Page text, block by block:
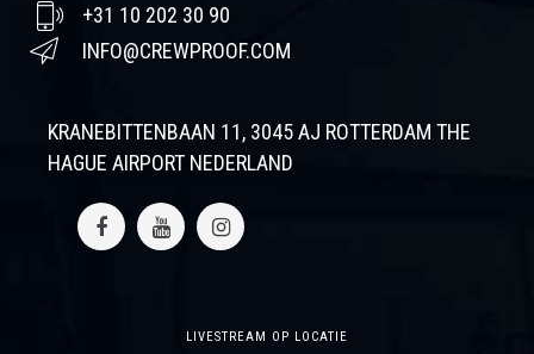
+31 10 202 30 90
INFO@CREWPROOF.COM
KRANEBITTENBAAN 11, 3045 AJ ROTTERDAM THE
HAGUE AIRPORT NEDERLAND
LIVESTREAM OP LOCATIE